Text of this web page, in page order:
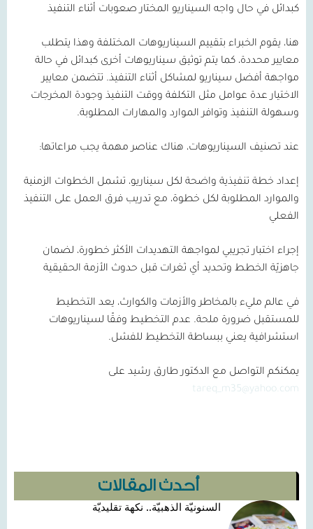
أحدث المقالات
السنونيّة الذهبيّة.. نكهة تقليديّة
كبدائل في حال واجه السيناريو المختار صعوبات أثناء التنفيذ
هنا، يقوم الخبراء بتقييم السيناريوهات المختلفة وهذا يتطلب
معايير محددة، كما يتم توثيق سيناريوهات أخرى كبدائل في حالة
مواجهة أفضل سيناريو لمشاكل أثناء التنفيذ. تتضمن معايير
الاختيار عدة عوامل مثل التكلفة ووقت التنفيذ وجودة المخرجات
وسهولة التنفيذ وتوافر الموارد والمهارات المطلوبة.
عند تصنيف السيناريوهات، هناك عناصر مهمة يجب مراعاتها:
إعداد خطة تنفيذية واضحة لكل سيناريو، تشمل الخطوات الزمنية
والموارد المطلوبة لكل خطوة، مع تدريب فرق العمل على التنفيذ
الفعلي
إجراء اختبار تجريبي لمواجهة التهديدات الأكثر خطورة، لضمان
جاهزيّة الخطط وتحديد أي ثغرات قبل حدوث الأزمة الحقيقية
في عالم مليء بالمخاطر والأزمات والكوارث، يعد التخطيط
للمستقبل ضرورة ملحة. عدم التخطيط وفقًا لسيناريوهات
استشرافية يعني ببساطة التخطيط للفشل.
يمكنكم التواصل مع الدكتور طارق رشيد على
tareq_m35@yahoo.com